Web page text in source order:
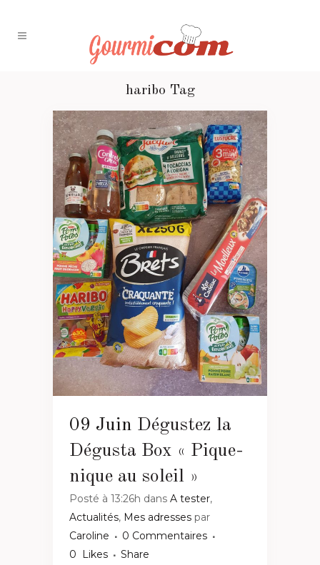
haribo Tag
09 Juin Dégustez la
Dégusta Box « Pique-
nique au soleil »
Posté à 13:26h dans A tester,
Actualités, Mes adresses par
Caroline
0 Commentaires
0
Likes Share